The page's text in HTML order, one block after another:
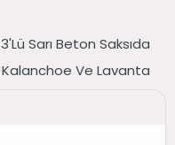
3'lü Sarı Beton Saksıda
Kalanchoe Ve Lavanta